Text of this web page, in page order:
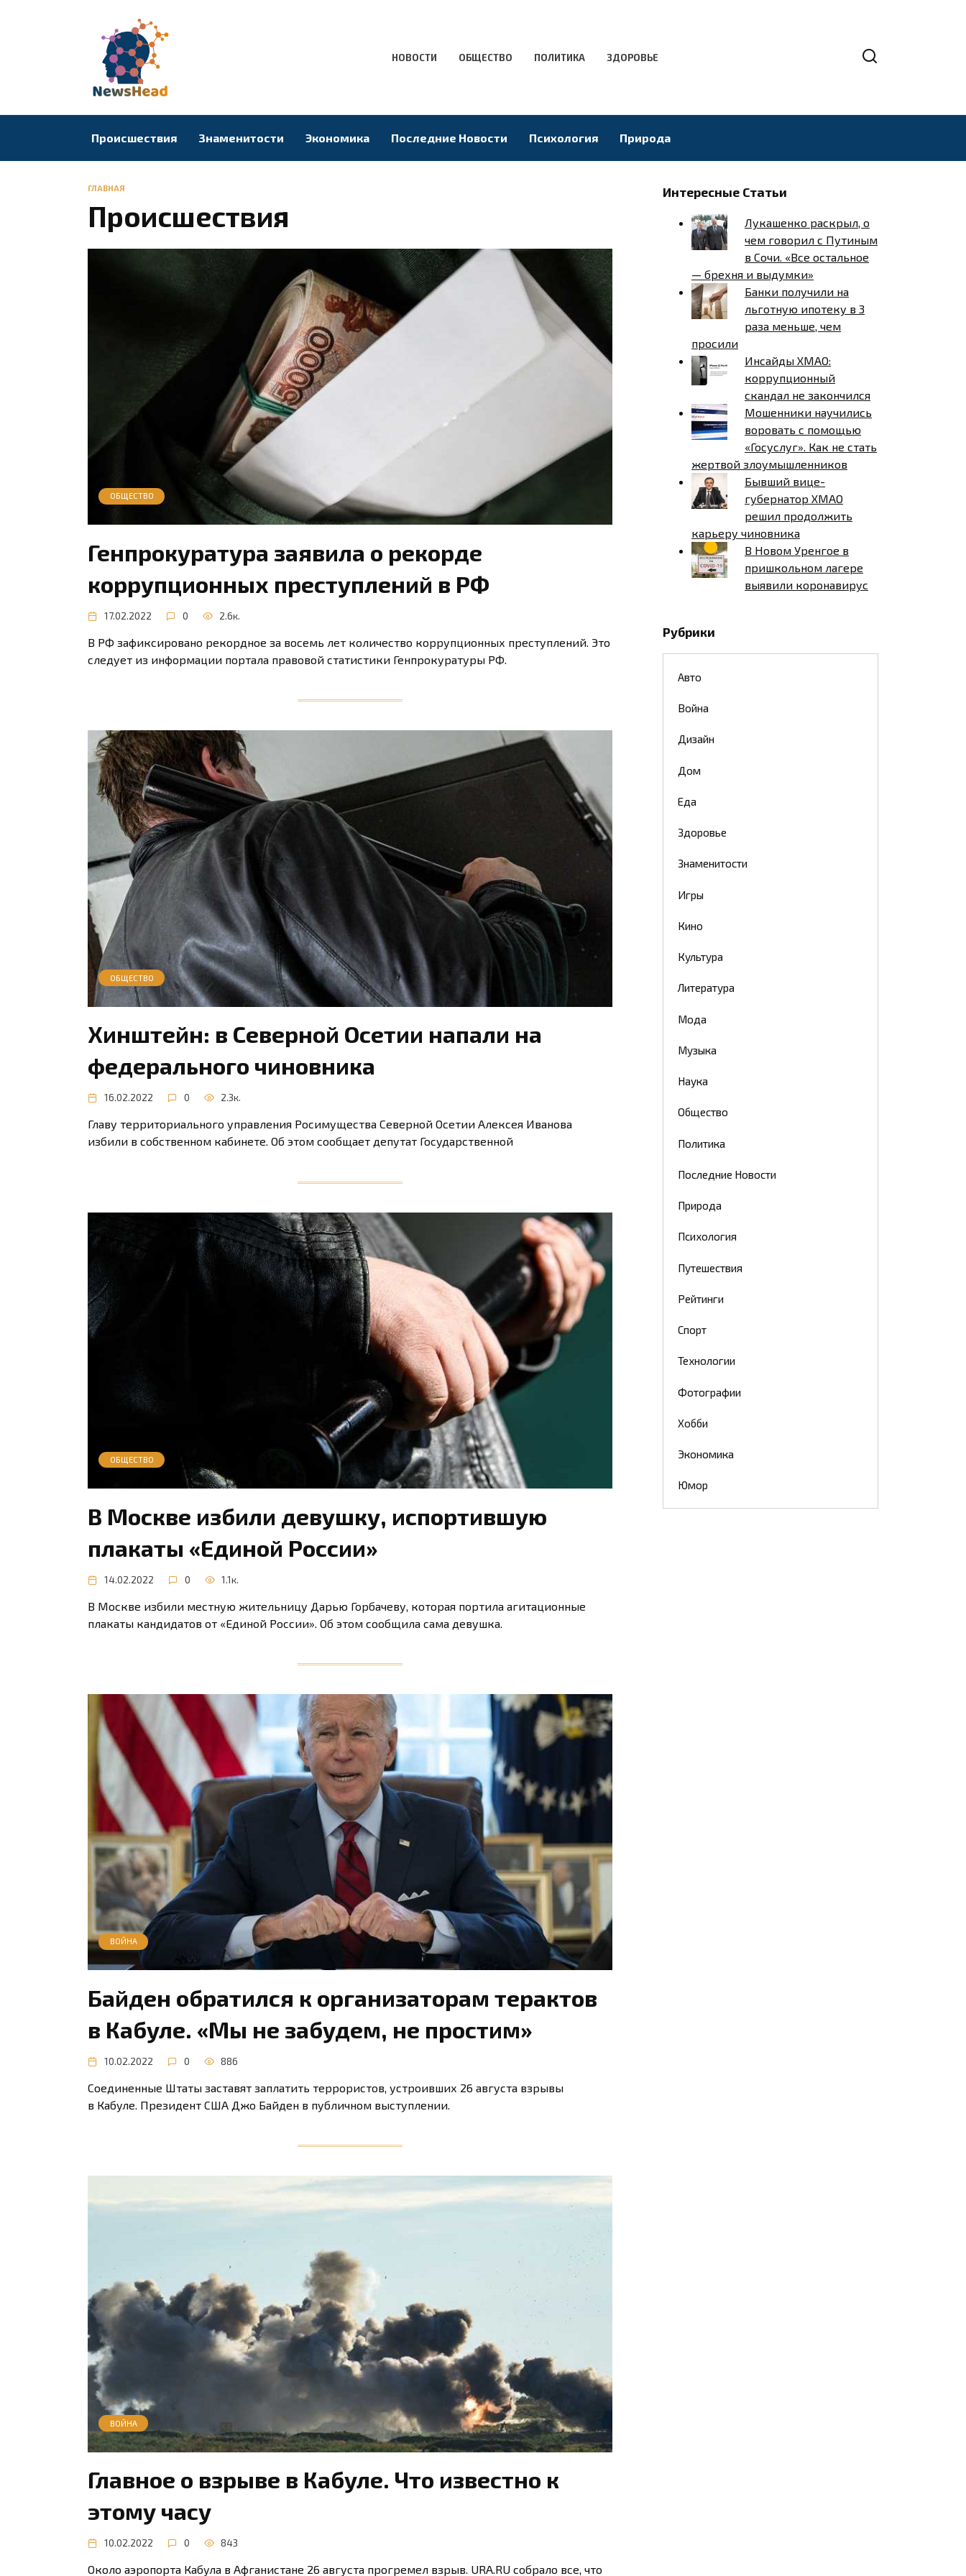
НОВОСТИ ОБЩЕСТВО ПОЛИТИКА ЗДОРОВЬЕ
Происшествия Знаменитости Экономика Последние Новости Психология Природа
ГЛАВНАЯ
Происшествия
ОБЩЕСТВО
Генпрокуратура заявила о рекорде
коррупционных преступлений в РФ
17.02.2022 0 2.6к.
В РФ зафиксировано рекордное за восемь лет количество коррупционных преступлений. Это
следует из информации портала правовой статистики Генпрокуратуры РФ.
ОБЩЕСТВО
Хинштейн: в Северной Осетии напали на
федерального чиновника
16.02.2022 0 2.3к.
Главу территориального управления Росимущества Северной Осетии Алексея Иванова
избили в собственном кабинете. Об этом сообщает депутат Государственной
ОБЩЕСТВО
В Москве избили девушку, испортившую
плакаты «Единой России»
14.02.2022 0 1.1к.
В Москве избили местную жительницу Дарью Горбачеву, которая портила агитационные
плакаты кандидатов от «Единой России». Об этом сообщила сама девушка.
ВОЙНА
Байден обратился к организаторам терактов
в Кабуле. «Мы не забудем, не простим»
10.02.2022 0 886
Соединенные Штаты заставят заплатить террористов, устроивших 26 августа взрывы
в Кабуле. Президент США Джо Байден в публичном выступлении.
ВОЙНА
Главное о взрыве в Кабуле. Что известно к
этому часу
10.02.2022 0 843
Около аэропорта Кабула в Афганистане 26 августа прогремел взрыв. URA.RU собрало все, что
Интересные Статьи
Лукашенко раскрыл, о
чем говорил с Путиным
в Сочи. «Все остальное
— брехня и выдумки»
Банки получили на
льготную ипотеку в 3
раза меньше, чем
просили
Инсайды ХМАО:
коррупционный
скандал не закончился
Мошенники научились
воровать с помощью
«Госуслуг». Как не стать
жертвой злоумышленников
Бывший вице-
губернатор ХМАО
решил продолжить
карьеру чиновника
В Новом Уренгое в
пришкольном лагере
выявили коронавирус
Рубрики
Авто
Война
Дизайн
Дом
Еда
Здоровье
Знаменитости
Игры
Кино
Культура
Литература
Мода
Музыка
Наука
Общество
Политика
Последние Новости
Природа
Психология
Путешествия
Рейтинги
Спорт
Технологии
Фотографии
Хобби
Экономика
Юмор